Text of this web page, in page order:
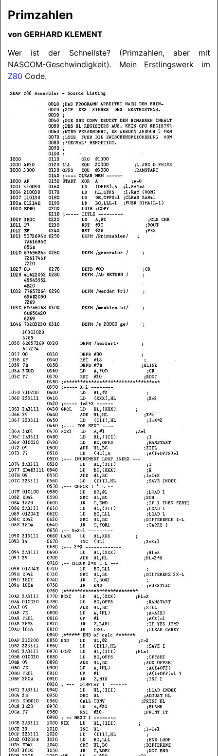
Primzahlen
von GERHARD KLEMENT
Wer ist der Schnellste? (Primzahlen, aber mit
NASCOM-Geschwindigkeit). Mein Erstlingswerk im
Z80 Code.